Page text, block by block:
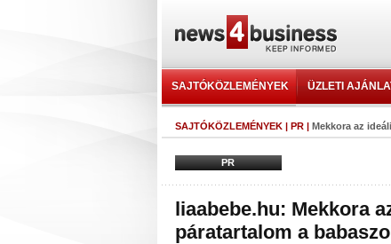
SAJTÓKÖZLEMÉNYEK ÜZLETI
SAJTÓKÖZLEMÉNYEK | PR | Mekkora az
PR
liaabebe.hu: Mekkora
páratartalom a